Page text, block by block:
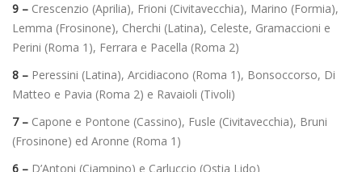
9 – Crescenzio (Aprilia), Frioni (Civitavecchia), Marino (Formia),
Lemma (Frosinone), Cherchi (Latina), Celeste, Gramaccioni e
Perini (Roma 1), Ferrara e Pacella (Roma 2)
8 – Peressini (Latina), Arcidiacono (Roma 1), Bonsoccorso, Di
Matteo e Pavia (Roma 2) e Ravaioli (Tivoli)
7 – Capone e Pontone (Cassino), Fusle (Civitavecchia), Bruni
(Frosinone) ed Aronne (Roma 1)
6 – D’Antoni (Ciampino) e Carluccio (Ostia Lido)